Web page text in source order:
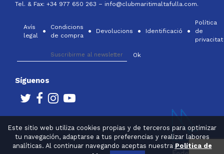
Este sitio web utiliza cookies propias y de terceros para optimizar
tu navegación, adaptarse a tus preferencias y realizar labores
analíticas. Al continuar navegando aceptas nuestra Política de
Tel. & Fax: +34 977 650 263 – info@clubmaritimaltafulla.com.
Avís
legal
Condicions
de compra
Devolucions Identificació
Política
de
privacitat
Síguenos